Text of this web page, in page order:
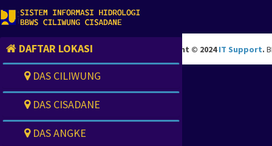
DAFTAR LOKASI
DAS CILIWUNG
DAS CISADANE
DAS ANGKE
Copyright © 2024IT Support.